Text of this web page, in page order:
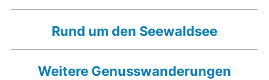
Rund um den Seewaldsee
Weitere Genusswanderungen